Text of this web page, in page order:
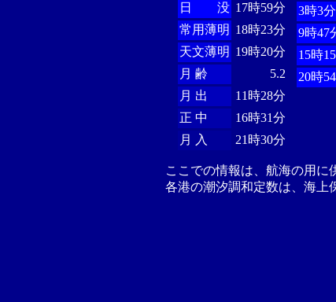
日 没 17時59分
常用薄明 18時23分
天文薄明 19時20分
月 齢
5.2
月 出
11時28分
正 中
16時31分
月 入
21時30分
3時3分
9時47
15時
20時
ここでの情報は、航海の用に
各港の潮汐調和定数は、海上